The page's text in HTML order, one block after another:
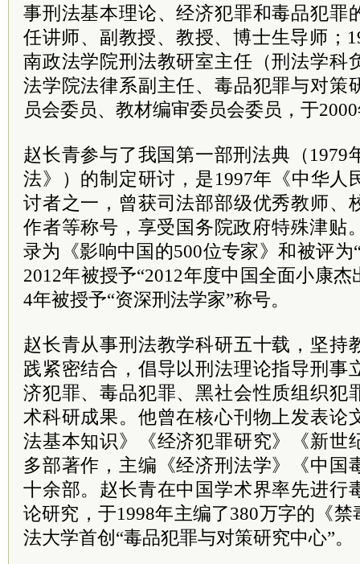
事刑法基本理论、经济犯罪和毒品犯罪
任讲师、副教授、教授、博士生导师；
南政法学院刑法教研室主任（刑法学科
法学院法律系副主任、毒品犯罪与对策
员会委员、教材编审委员会委员，于
赵长青参与了我国第一部刑法典（1979
法》）的制定研讨，是1997年《中华人
讨者之一，曾获司法部部级优秀教师、
作者等称号，享受国务院政府特殊津贴
录为《影响中国的500位专家》和被评为
2012年被授予“2012年度中国全面小康
4年被授予“资深刑法学家”称号。
赵长青从事刑法教学科研五十载，坚持
践紧密结合，倡导以刑法理论指导刑事
济犯罪、毒品犯罪、黑社会性质组织犯
术科研成果。他曾在核心刊物上发表论
法基本知识》《经济犯罪研究》《新世
多部著作，主编《经济刑法学》《中国
十余部。赵长青在中国学术界率先进行
论研究，于1998年主编了380万字的《
法大学首创“毒品犯罪与对策研究中心”。